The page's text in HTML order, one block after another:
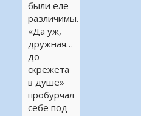
были еле
различимы.
«Да уж,
дружная…
до
скрежета
в душе»
пробурчал
себе под